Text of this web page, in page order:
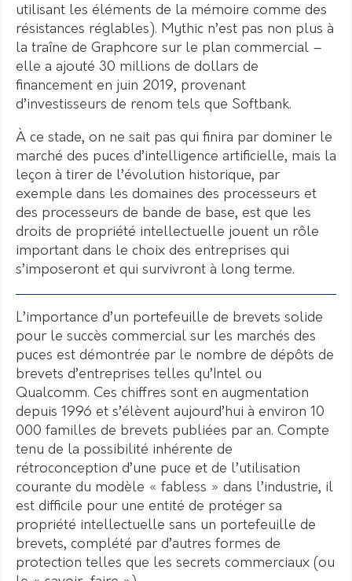
utilisant les éléments de la mémoire comme des
résistances réglables). Mythic n’est pas non plus à
la traîne de Graphcore sur le plan commercial –
elle a ajouté 30 millions de dollars de
financement en juin 2019, provenant
d’investisseurs de renom tels que Softbank.
À ce stade, on ne sait pas qui finira par dominer le
marché des puces d’intelligence artificielle, mais la
leçon à tirer de l’évolution historique, par
exemple dans les domaines des processeurs et
des processeurs de bande de base, est que les
droits de propriété intellectuelle jouent un rôle
important dans le choix des entreprises qui
s’imposeront et qui survivront à long terme.
L’importance d’un portefeuille de brevets solide
pour le succès commercial sur les marchés des
puces est démontrée par le nombre de dépôts de
brevets d’entreprises telles qu’Intel ou
Qualcomm. Ces chiffres sont en augmentation
depuis 1996 et s’élèvent aujourd’hui à environ 10
000 familles de brevets publiées par an. Compte
tenu de la possibilité inhérente de
rétroconception d’une puce et de l’utilisation
courante du modèle « fabless » dans l’industrie, il
est difficile pour une entité de protéger sa
propriété intellectuelle sans un portefeuille de
brevets, complété par d’autres formes de
protection telles que les secrets commerciaux (ou